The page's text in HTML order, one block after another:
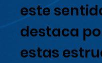
este
destaca
estas